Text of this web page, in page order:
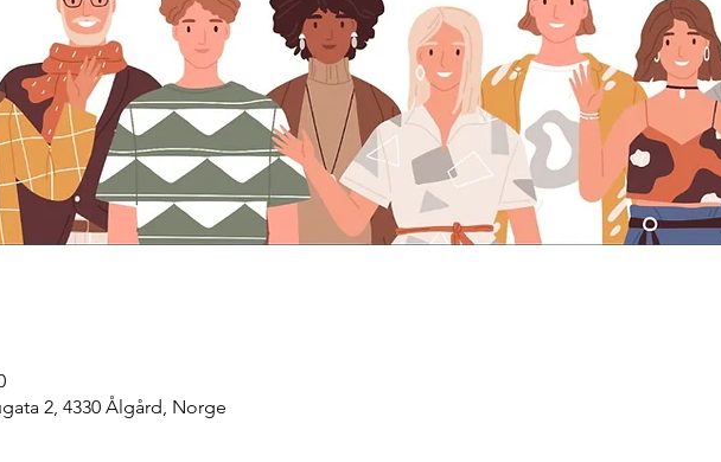
2, 4330 Ålgård, Norge